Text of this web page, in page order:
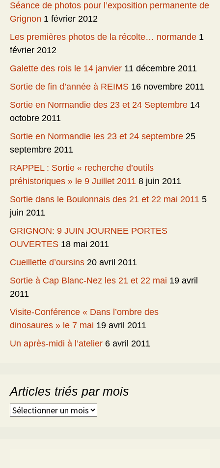
Séance de photos pour l’exposition permanente de
Grignon 1 février 2012
Les premières photos de la récolte… normande 1
février 2012
Galette des rois le 14 janvier 11 décembre 2011
Sortie de fin d’année à REIMS 16 novembre 2011
Sortie en Normandie des 23 et 24 Septembre 14
octobre 2011
Sortie en Normandie les 23 et 24 septembre 25
septembre 2011
RAPPEL : Sortie « recherche d’outils
préhistoriques » le 9 Juillet 2011 8 juin 2011
Sortie dans le Boulonnais des 21 et 22 mai 2011 5
juin 2011
GRIGNON: 9 JUIN JOURNEE PORTES
OUVERTES 18 mai 2011
Cueillette d’oursins 20 avril 2011
Sortie à Cap Blanc-Nez les 21 et 22 mai 19 avril
2011
Visite-Conférence « Dans l’ombre des
dinosaures » le 7 mai 19 avril 2011
Un après-midi à l’atelier 6 avril 2011
Articles triés par mois
Articles